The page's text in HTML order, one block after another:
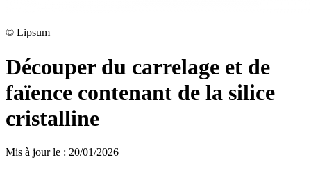
© Lipsum
Découper du carrelage et de
faïence contenant de la silice
cristalline
Mis à jour le : 20/01/2026